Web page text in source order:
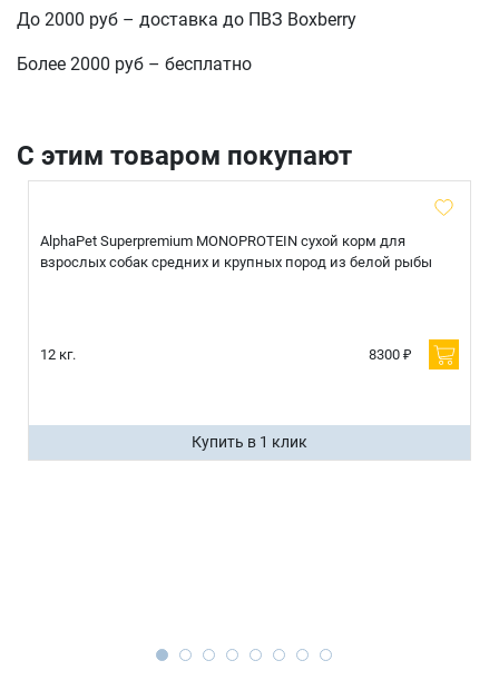
До 2000 руб – доставка до ПВЗ Boxberry
Более 2000 руб – бесплатно
С этим товаром покупают
AlphaPet Superpremium MONOPROTEIN сухой корм для
взрослых собак средних и крупных пород из белой рыбы
12 кг. 8300 ₽
Купить в 1 клик